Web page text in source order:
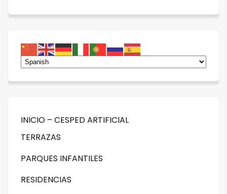
INICIO – CESPED ARTIFICIAL
TERRAZAS
PARQUES INFANTILES
RESIDENCIAS